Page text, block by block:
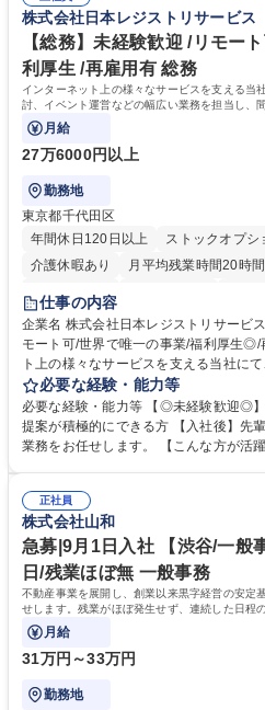
を一律支給！ ■管理業務主任者資格取得後には50,000円/月の手当あり！
学歴・資格 学歴：大学院 大学 高専 短
一種運転免許普通自動車
株式会社日本レジストリサービス
【総務】未経験歓迎 /リモー
利厚生 /再雇用有 総務
インターネット上の様々なサービスを支える当
討、イベント運営などの幅広い業務を担当し、
ている部署です。
月給
27万6000円以上
勤務地
東京都千代田区
年間休日120日以上
ストックオプシ
介護休暇あり
月平均残業時間20時
住宅手当あり
完全週休2日制
交通費支給 駅近5
仕事の内容
企業名 株式会社日本レジストリサービス 求人名 【総務】未経験歓迎◎/リ
モート可/世界で唯一の事業/福利厚生◎/再雇用有 仕事の内容
ト上の様々なサービスを支える当社に
討、イベント運営などの幅広い業務を
や成長に貢献している部署です。 会社の全メンバーが安心して長く成果を
発揮できる環境を整えるために、毎日
新たな施策検討を積極的に行っていた
幅広い業務の体得が可能で、多様なキ
募集職種 【総務】未経験歓迎◎/リモー
再雇用有
必要な経験・能力等
必要な経験・能力等 【◎未経験歓迎◎
提案が積極的にできる方 【入社後】先
業務をお任せします。 【こんな方が活躍できる職種です】 ・仕組化が好
対処できる・新しいことに興味関心が
取得や通信教育など費用の80%（年間
賃の50%（月額7万円まで）を補助 学歴・資格 学歴：大学院 大学 語学
力： 資格：
正社員
株式会社山和
急募|9月1日入社 【渋谷/一般
日/残業ほぼ無 一般事務
不動産事業を展開し、創業以来黒字経営の安定
せします。残業がほぼ発生せず、連続した日程
い方にお勧めの環境です！
月給
31万円～33万円
勤務地